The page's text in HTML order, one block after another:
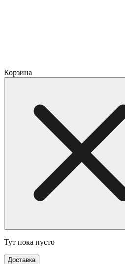
Корзина
Тут пока пусто
Доставка